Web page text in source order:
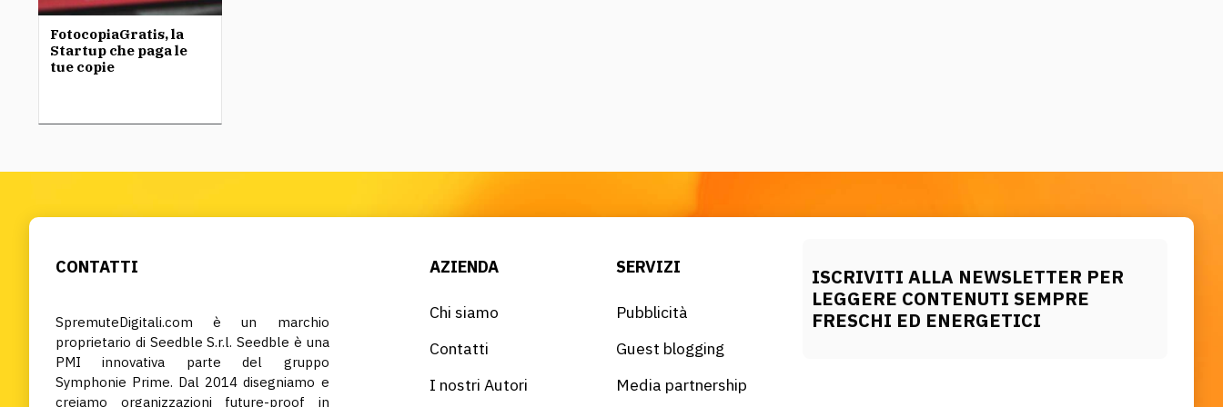
FotocopiaGratis, la
Startup che paga le
tue copie
CONTATTI
SpremuteDigitali.com è un marchio
proprietario di Seedble S.r.l. Seedble è una
PMI innovativa parte del gruppo
Symphonie Prime. Dal 2014 disegniamo e
creiamo organizzazioni future-proof in
AZIENDA
Chi siamo
Contatti
I nostri Autori
SERVIZI
Pubblicità
Guest blogging
Media partnership
ISCRIVITI ALLA NEWSLETTER PER
LEGGERE CONTENUTI SEMPRE
FRESCHI ED ENERGETICI